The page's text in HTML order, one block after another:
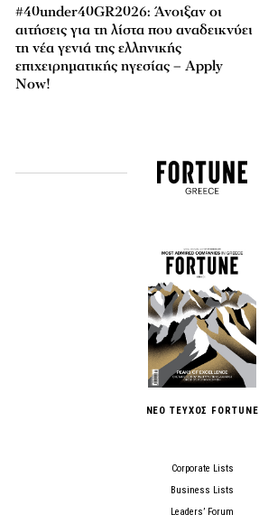
#40under40GR2026: Άνοιξαν οι
αιτήσεις για τη λίστα που αναδεικνύει
τη νέα γενιά της ελληνικής
επιχειρηματικής ηγεσίας – Apply
Now!
ΝΕΟ ΤΕΥΧΟΣ FORTUNE
Corporate Lists
Business Lists
Leaders’ Forum